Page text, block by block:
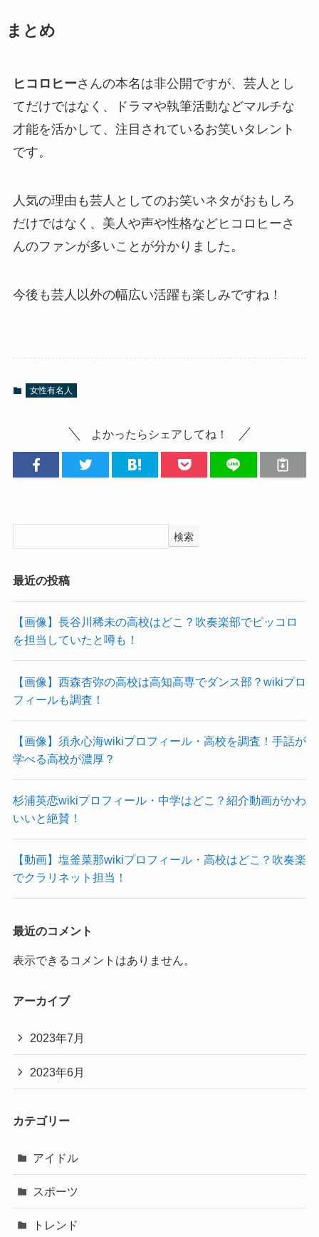
まとめ
ヒコロヒーさんの本名は非公開ですが、芸人とし
てだけではなく、ドラマや執筆活動などマルチな
才能を活かして、注目されているお笑いタレント
です。
人気の理由も芸人としてのお笑いネタがおもしろ
だけではなく、美人や声や性格などヒコロヒーさ
んのファンが多いことが分かりました。
今後も芸人以外の幅広い活躍も楽しみですね！
女性有名人
よかったらシェアしてね！
検索
最近の投稿
【画像】長谷川稀未の高校はどこ？吹奏楽部でピッコロ
を担当していたと噂も！
【画像】西森杏弥の高校は高知高専でダンス部？wikiプロ
フィールも調査！
【画像】須永心海wikiプロフィール・高校を調査！手話が
学べる高校が濃厚？
杉浦英恋wikiプロフィール・中学はどこ？紹介動画がかわ
いいと絶賛！
【動画】塩釜菜那wikiプロフィール・高校はどこ？吹奏楽
でクラリネット担当！
最近のコメント
表示できるコメントはありません。
アーカイブ
2023年7月
2023年6月
カテゴリー
アイドル
スポーツ
トレンド